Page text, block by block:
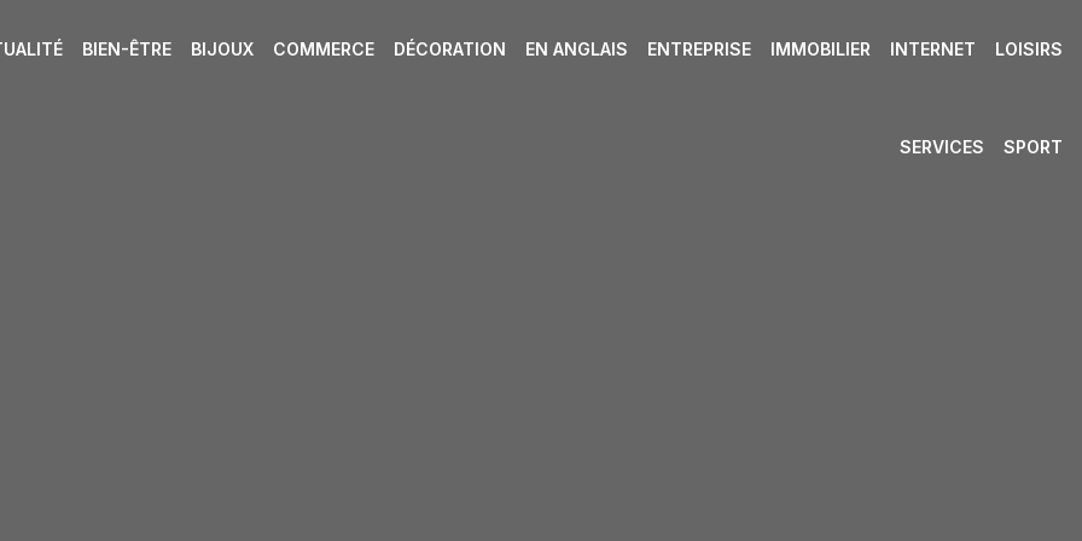
BIEN-ÊTRE BIJOUX COMMERCE DÉCORATION EN ANGLAIS ENTREPRISE IMMOBILIER INTERNET LOISIRS
SERVICES SPORT